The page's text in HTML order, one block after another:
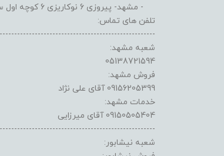
- مشهد- پیروزی 6 نوکاریزی 6 کوچه اول سمت چپ
تلفن های تماس:
شعبه مشهد:
05138721594
فروش مشهد:
09156205399 آقای علی نژاد
خدمات مشهد:
09150505404 آقای میرزایی
شعبه نیشابور: